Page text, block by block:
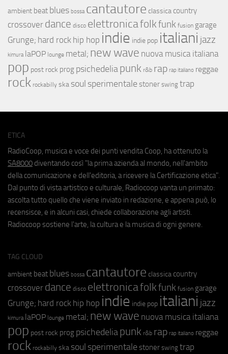
ambient beat blues bossa cantautore classica country
crossover dance disco elettronicafolkfunk fusion garage
Grunge; hard rock hip hop indie indie pop italiani jazz
kimura laPOP lounge metal; new wave nuova musica italiana
pop post rock prog psichedeliapunk r&b rap rap italiano reggae
rock rockabilly ska soul sperimentale stoner swing trap
ETICA
RadioCoop, musica e voce dei punti vendita Coop, ha ottenuto la
SA8000 diventando così "la prima azienda al mondo, nell'ambito
della comunicazione e dell'editoria, a ricevere la Certificazione etica".
Dal punto di vista artistico e culturale, Radiocoop vanta un primato:
ascolta tutto quello che viene inviato in redazione, e appena può, lo
recensisce, e in alcuni casi, chiede collaborazione agli artisti.
Radiocoop sostiene l'arte, la cultura e la musica di ogni genere.
TAG CLOUD
ambient beat blues bossa cantautore classica country
crossover dance disco elettronicafolkfunk fusion garage
Grunge; hard rock hip hop indie indie pop italiani jazz
kimura laPOP lounge metal; new wave nuova musica italiana
pop post rock prog psichedeliapunk r&b rap rap italiano reggae
rock rockabilly ska soul sperimentale stoner swing trap